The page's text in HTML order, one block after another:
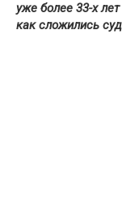
уже более 33-х
как сложились